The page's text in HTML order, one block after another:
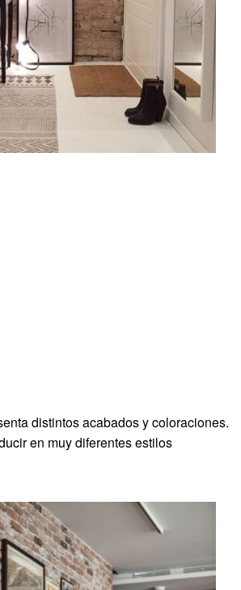
distintos acabados y coloraciones.
en muy diferentes estilos